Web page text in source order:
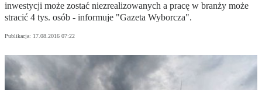
inwestycji może zostać niezrealizowanych a pracę w branży może
stracić 4 tys. osób - informuje "Gazeta Wyborcza".
Publikacja: 17.08.2016 07:22